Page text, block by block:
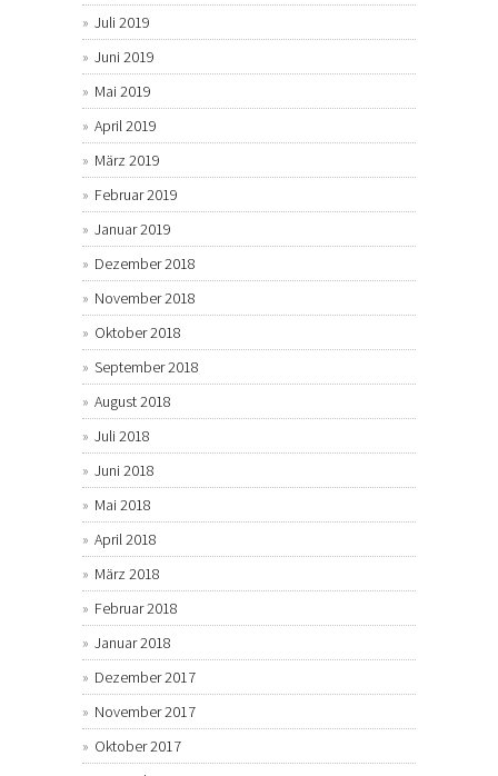
Juli 2019
Juni 2019
Mai 2019
April 2019
März 2019
Februar 2019
Januar 2019
Dezember 2018
November 2018
Oktober 2018
September 2018
August 2018
Juli 2018
Juni 2018
Mai 2018
April 2018
März 2018
Februar 2018
Januar 2018
Dezember 2017
November 2017
Oktober 2017